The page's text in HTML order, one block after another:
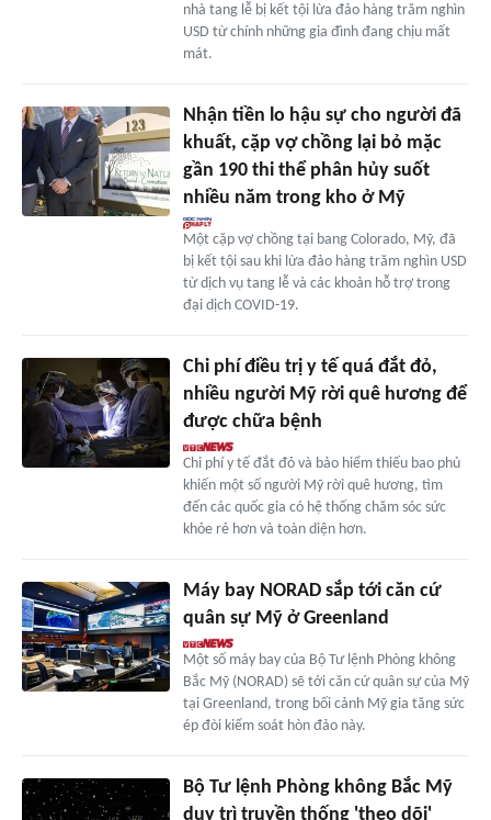
nhà tang lễ bị kết tội lừa đảo hàng trăm nghìn
USD từ chính những gia đình đang chịu mất
mát.
Nhận tiền lo hậu sự cho người đã
khuất, cặp vợ chồng lại bỏ mặc
gần 190 thi thể phân hủy suốt
nhiều năm trong kho ở Mỹ
Một cặp vợ chồng tại bang Colorado, Mỹ, đã
bị kết tội sau khi lừa đảo hàng trăm nghìn USD
từ dịch vụ tang lễ và các khoản hỗ trợ trong
đại dịch COVID-19.
Chi phí điều trị y tế quá đắt đỏ,
nhiều người Mỹ rời quê hương để
được chữa bệnh
Chi phí y tế đắt đỏ và bảo hiểm thiếu bao phủ
khiến một số người Mỹ rời quê hương, tìm
đến các quốc gia có hệ thống chăm sóc sức
khỏe rẻ hơn và toàn diện hơn.
Máy bay NORAD sắp tới căn cứ
quân sự Mỹ ở Greenland
Một số máy bay của Bộ Tư lệnh Phòng không
Bắc Mỹ (NORAD) sẽ tới căn cứ quân sự của Mỹ
tại Greenland, trong bối cảnh Mỹ gia tăng sức
ép đòi kiểm soát hòn đảo này.
Bộ Tư lệnh Phòng không Bắc Mỹ
duy trì truyền thống 'theo dõi'